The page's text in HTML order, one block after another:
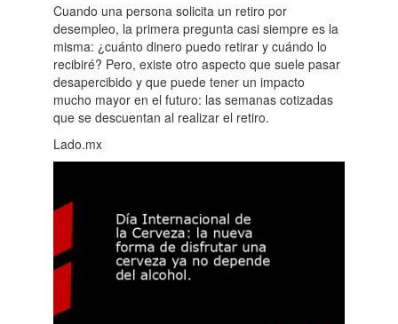
Cuando una persona solicita un retiro por
desempleo, la primera pregunta casi siempre es la
misma: ¿cuánto dinero puedo retirar y cuándo lo
recibiré? Pero, existe otro aspecto que suele pasar
desapercibido y que puede tener un impacto
mucho mayor en el futuro: las semanas cotizadas
que se descuentan al realizar el retiro.
Lado.mx